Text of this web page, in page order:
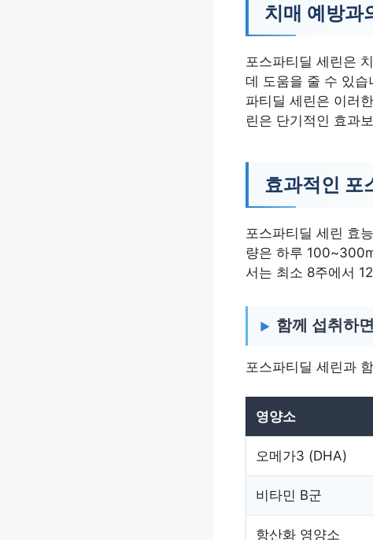
치매 예방과
포스파티딜 세린은
데 도움을 줄 수 있
파티딜 세린은 이러
린은 단기적인 효과
효과적인 포
포스파티딜 세린 효
량은 하루
서는 최소 8주에서
함께 섭취하
포스파티딜 세린과
영양소
오메가3 (DHA)
비타민 B군
항산화 영양소